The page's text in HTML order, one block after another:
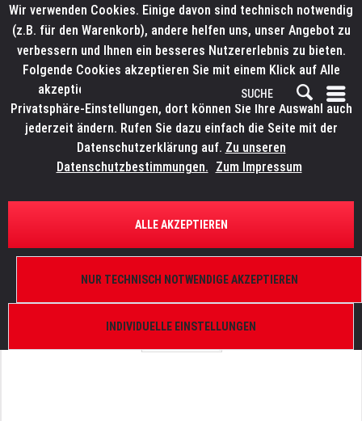
ÜBERSICHT ERSATZTEILE
LITECRAFT PowerBarX.15
Wir verwenden Cookies. Einige davon sind technisch notwendig
(z.B. für den Warenkorb), andere helfen uns, unser Angebot zu
verbessern und Ihnen ein besseres Nutzererlebnis zu bieten.
Folgende Cookies akzeptieren Sie mit einem Klick auf Alle
akzeptieren. Weitere Informationen finden Sie in den
Privatsphäre-Einstellungen, dort können Sie Ihre Auswahl auch
jederzeit ändern. Rufen Sie dazu einfach die Seite mit der
Datenschutzerklärung auf. Zu unseren
Datenschutzbestimmungen. Zum Impressum
INDIVIDUELLE EINSTELLUNGEN
NUR TECHNISCH NOTWENDIGE AKZEPTIEREN
ALLE AKZEPTIEREN